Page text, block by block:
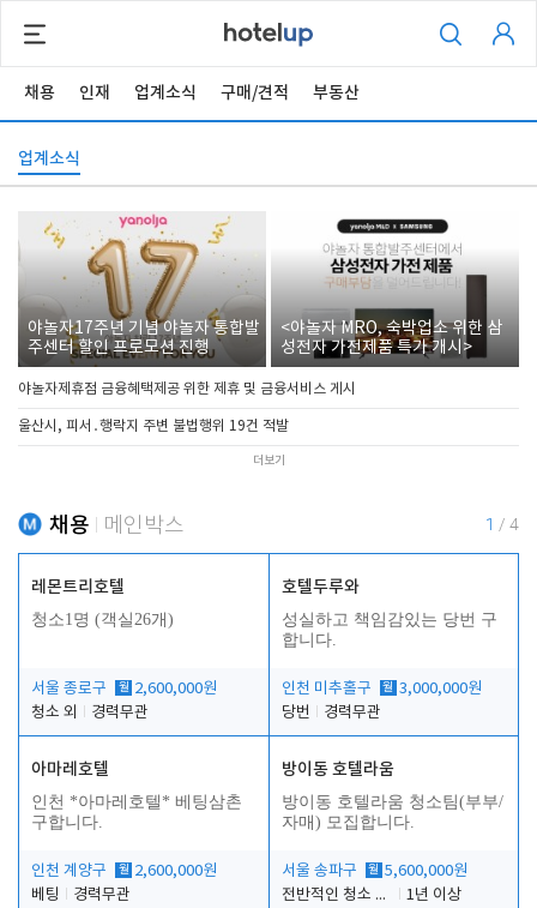
채용 인재 업계소식 구매/견적 부동산
업계소식
야놀자17주년 기념 야놀자 통합발
주센터 할인 프로모션 진행
<야놀자 MRO, 숙박업소 위한 삼
성전자 가전제품 특가 개시>
야놀자제휴점 금융혜택제공 위한 제휴 및 금융서비스 게시
울산시, 피서․행락지 주변 불법행위 19건 적발
더보기
채용 메인박스 1 / 4
레몬트리호텔
청소1명 (객실26개)
서울 종로구 월 2,600,000원
청소 외
경력무관
호텔두루와
성실하고 책임감있는 당번 구
합니다.
인천 미추홀구 월 3,000,000원
당번
경력무관
아마레호텔
인천 *아마레호텔* 베팅삼촌
구합니다.
인천 계양구 월 2,600,000원
베팅
경력무관
방이동 호텔라움
방이동 호텔라움 청소팀(부부/
자매) 모집합니다.
서울 송파구 월 5,600,000원
전반적인 청소 업무(객실청소.객실정리)
1년 이상